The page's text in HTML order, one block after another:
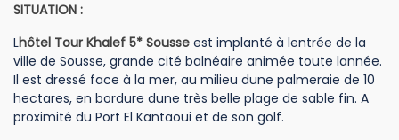
SITUATION :
Lhôtel Tour Khalef 5* Sousse est implanté à lentrée de la
ville de Sousse, grande cité balnéaire animée toute lannée.
Il est dressé face à la mer, au milieu dune palmeraie de 10
hectares, en bordure dune très belle plage de sable fin. A
proximité du Port El Kantaoui et de son golf.